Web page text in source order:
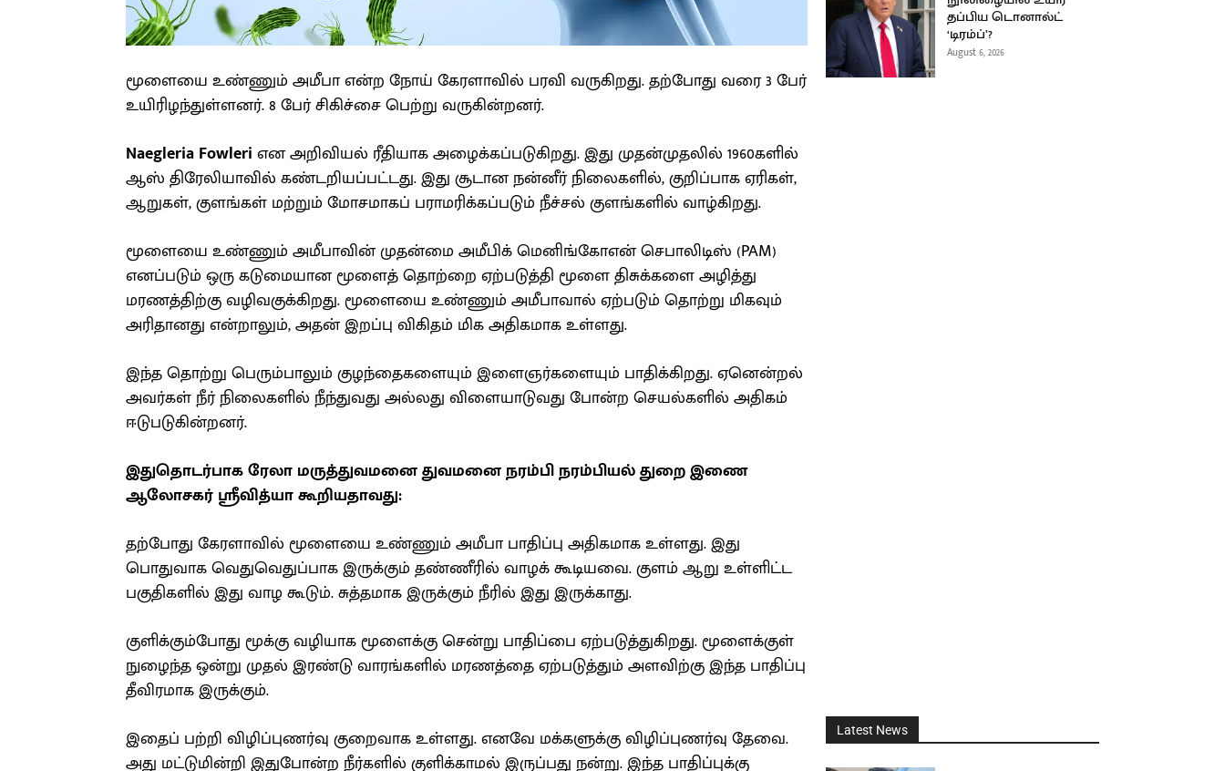
மூளையை உண்ணும் அமீபா என்ற நோய் கேரளாவில் பரவி வருகிறது. தற்போது வரை 3 பேர்
உயிரிழந்துள்ளனர். 8 பேர் சிகிச்சை பெற்று வருகின்றனர்.
Naegleria Fowleri என அறிவியல் ரீதியாக அழைக்கப்படுகிறது. இது முதன்முதலில் 1960களில்
ஆஸ் திரேலியாவில் கண்டறியப்பட்டது. இது சூடான நன்னீர் நிலைகளில், குறிப்பாக ஏரிகள்,
ஆறுகள், குளங்கள் மற்றும் மோசமாகப் பராமரிக்கப்படும் நீச்சல் குளங்களில் வாழ்கிறது.
மூளையை உண்ணும் அமீபாவின் முதன்மை அமீபிக் மெனிங்கோஎன் செபாலிடிஸ் (PAM)
எனப்படும் ஒரு கடுமையான மூளைத் தொற்றை ஏற்படுத்தி மூளை திசுக்களை அழித்து
மரணத்திற்கு வழிவகுக்கிறது. மூளையை உண்ணும் அமீபாவால் ஏற்படும் தொற்று மிகவும்
அரிதானது என்றாலும், அதன் இறப்பு விகிதம் மிக அதிகமாக உள்ளது.
இந்த தொற்று பெரும்பாலும் குழந்தைகளையும் இளைஞர்களையும் பாதிக்கிறது. ஏனென்றல்
அவர்கள் நீர் நிலைகளில் நீந்துவது அல்லது விளையாடுவது போன்ற செயல்களில் அதிகம்
ஈடுபடுகின்றனர்.
இதுதொடர்பாக ரேலா மருத்துவமனை துவமனை நரம்பி நரம்பியல் துறை இணை
ஆலோசகர் ஸ்ரீவித்யா கூறியதாவது:
தற்போது கேரளாவில் மூளையை உண்ணும் அமீபா பாதிப்பு அதிகமாக உள்ளது. இது
பொதுவாக வெதுவெதுப்பாக இருக்கும் தண்ணீரில் வாழக் கூடியவை. குளம் ஆறு உள்ளிட்ட
பகுதிகளில் இது வாழ கூடும். சுத்தமாக இருக்கும் நீரில் இது இருக்காது.
குளிக்கும்போது மூக்கு வழியாக மூளைக்கு சென்று பாதிப்பை ஏற்படுத்துகிறது. மூளைக்குள்
நுழைந்த ஒன்று முதல் இரண்டு வாரங்களில் மரணத்தை ஏற்படுத்தும் அளவிற்கு இந்த பாதிப்பு
தீவிரமாக இருக்கும்.
இதைப் பற்றி விழிப்புணர்வு குறைவாக உள்ளது. எனவே மக்களுக்கு விழிப்புணர்வு தேவை.
அது மட்டுமின்றி இதுபோன்ற நீர்களில் குளிக்காமல் இருப்பது நன்று. இந்த பாதிப்புக்கு
தப்பிய டொனால்ட்
‘டிரம்ப்’?
August 6, 2026
Latest News